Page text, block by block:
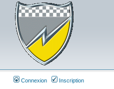
Connexion Inscription